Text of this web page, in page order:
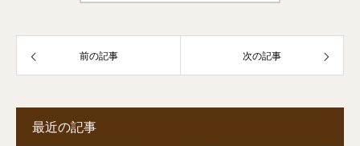
前の記事 次の記事
最近の記事